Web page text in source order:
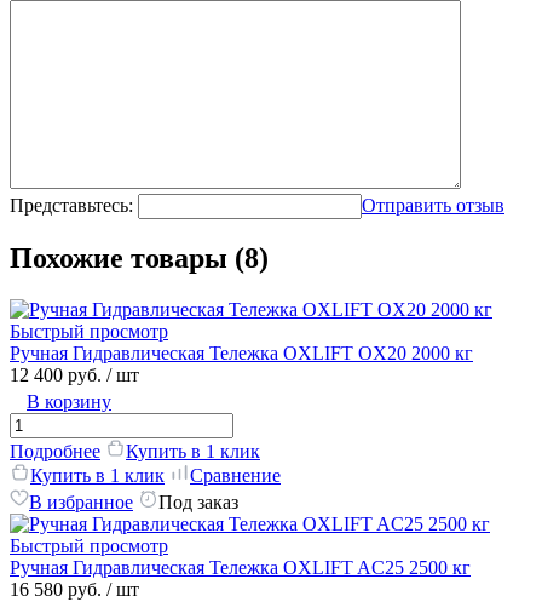
Представьтесь: Отправить отзыв
Похожие товары (8)
Быстрый просмотр
Ручная Гидравлическая Тележка OXLIFT OX20 2000 кг
12 400 руб. / шт
В корзину
Подробнее
Купить в 1 клик
Купить в 1 клик
Сравнение
В избранное
Под заказ
Быстрый просмотр
Ручная Гидравлическая Тележка OXLIFT AC25 2500 кг
16 580 руб. / шт